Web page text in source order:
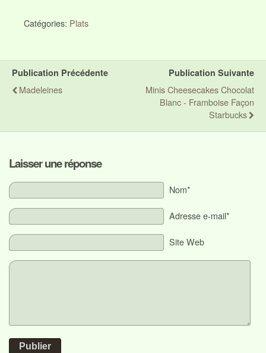
Catégories: Plats
Publication Précédente
Madeleines
Publication Suivante
Minis Cheesecakes Chocolat
Blanc - Framboise Façon
Starbucks
Laisser une réponse
Nom*
Adresse e-mail*
Site Web
Publier